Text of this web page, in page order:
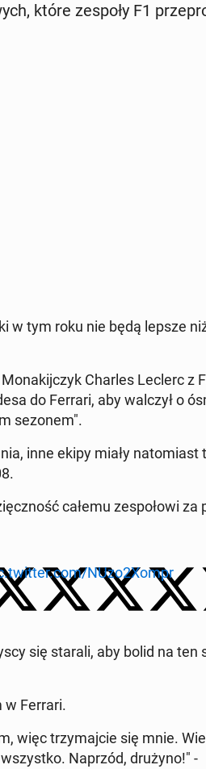
które zespoły F1
w tym roku nie będą lepsze
Charles Leclerc z
do Ferrari, aby walczył o
sezonem".
inne ekipy miały na­to­miast
całemu ze­spo­ło­wi za
NUzo2Xompr
się starali, aby bolid na ten
w Ferrari.
więc trzy­maj­cie się mnie.
Naprzód, drużyno!" -